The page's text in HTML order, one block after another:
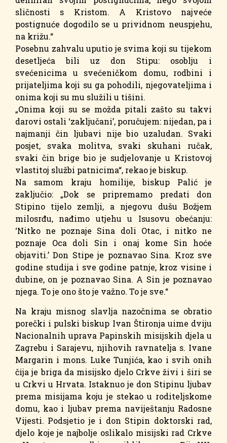
sličnosti s Kristom. A Kristovo najveće
postignuće dogodilo se u prividnom neuspjehu,
na križu.“
Posebnu zahvalu uputio je svima koji su tijekom
desetljeća bili uz don Stipu: osoblju i
svećenicima u svećeničkom domu, rodbini i
prijateljima koji su ga pohodili, njegovateljima i
onima koji su mu služili u tišini.
„Onima koji su se možda pitali zašto su takvi
darovi ostali ‘zaključani’, poručujem: nijedan, pa i
najmanji čin ljubavi nije bio uzaludan. Svaki
posjet, svaka molitva, svaki skuhani ručak,
svaki čin brige bio je sudjelovanje u Kristovoj
vlastitoj službi patnicima“, rekao je biskup.
Na samom kraju homilije, biskup Palić je
zaključio: „Dok se pripremamo predati don
Stipino tijelo zemlji, a njegovu dušu Božjem
milosrđu, nađimo utjehu u Isusovu obećanju:
‘Nitko ne poznaje Sina doli Otac, i nitko ne
poznaje Oca doli Sin i onaj kome Sin hoće
objaviti.’ Don Stipe je poznavao Sina. Kroz sve
godine studija i sve godine patnje, kroz visine i
dubine, on je poznavao Sina. A Sin je poznavao
njega. To je ono što je važno. To je sve.“
Na kraju misnog slavlja nazočnima se obratio
porečki i pulski biskup Ivan Štironja uime dviju
Nacionalnih uprava Papinskih misijskih djela u
Zagrebu i Sarajevu, njihovih ravnatelja s. Ivane
Margarin i mons. Luke Tunjića, kao i svih onih
čija je briga da misijsko djelo Crkve živi i širi se
u Crkvi u Hrvata. Istaknuo je don Stipinu ljubav
prema misijama koju je stekao u roditeljskome
domu, kao i ljubav prema naviještanju Radosne
Vijesti. Podsjetio je i don Stipin doktorski rad,
djelo koje je najbolje oslikalo misijski rad Crkve